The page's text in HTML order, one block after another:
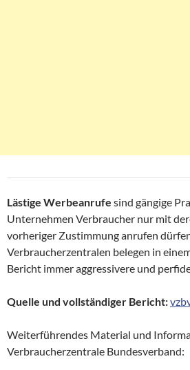
Lästige Werbeanrufe sind gängige
Unternehmen Verbraucher nur mit
vorheriger Zustimmung anrufen
Verbraucherzentralen belegen in
Bericht immer aggressivere und
Quelle und vollständiger Bericht:
Weiterführendes Material und
Verbraucherzentrale Bundesverband: